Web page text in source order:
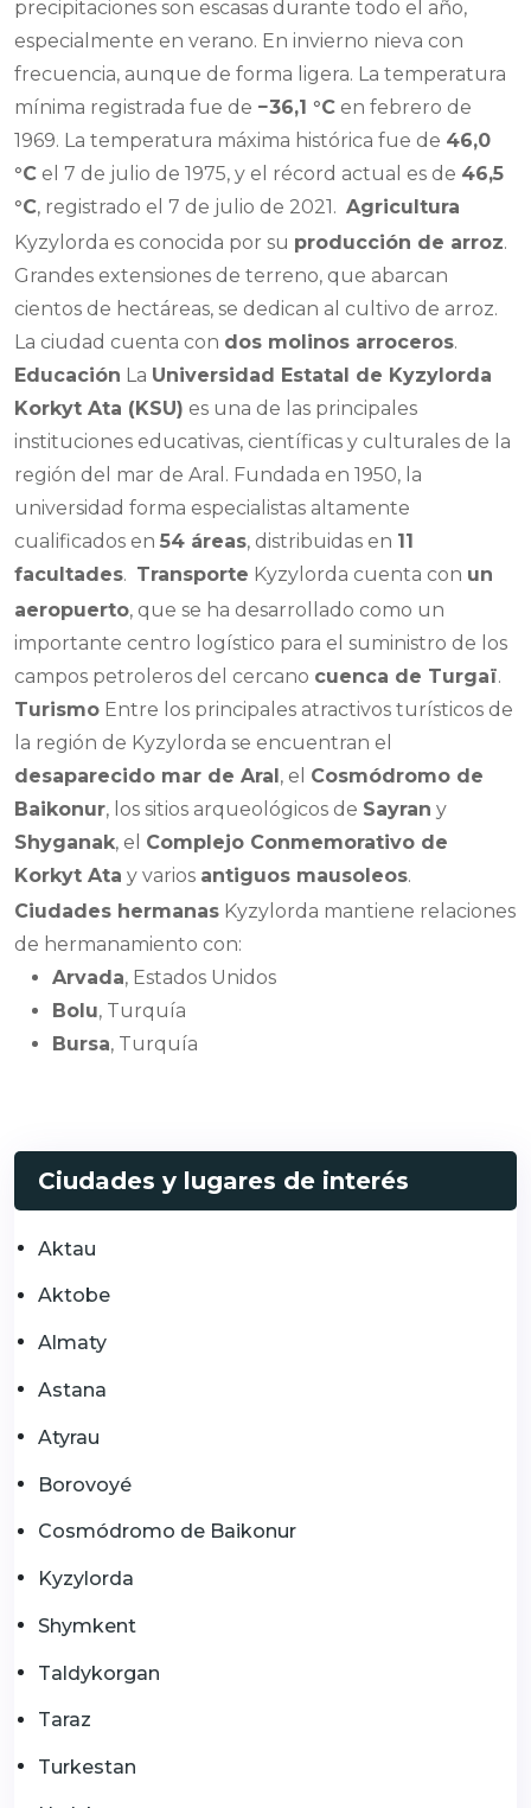
precipitaciones son escasas durante todo el año,
especialmente en verano. En invierno nieva con
frecuencia, aunque de forma ligera. La temperatura
mínima registrada fue de −36,1 °C en febrero de
1969. La temperatura máxima histórica fue de 46,0
°C el 7 de julio de 1975, y el récord actual es de 46,5
°C, registrado el 7 de julio de 2021. Agricultura
Kyzylorda es conocida por su producción de arroz.
Grandes extensiones de terreno, que abarcan
cientos de hectáreas, se dedican al cultivo de arroz.
La ciudad cuenta con dos molinos arroceros.
Educación La Universidad Estatal de Kyzylorda
Korkyt Ata (KSU) es una de las principales
instituciones educativas, científicas y culturales de la
región del mar de Aral. Fundada en 1950, la
universidad forma especialistas altamente
cualificados en 54 áreas, distribuidas en 11
facultades. Transporte Kyzylorda cuenta con un
aeropuerto, que se ha desarrollado como un
importante centro logístico para el suministro de los
campos petroleros del cercano cuenca de Turgaï.
Turismo Entre los principales atractivos turísticos de
la región de Kyzylorda se encuentran el
desaparecido mar de Aral, el Cosmódromo de
Baikonur, los sitios arqueológicos de Sayran y
Shyganak, el Complejo Conmemorativo de
Korkyt Ata y varios antiguos mausoleos.
Ciudades hermanas Kyzylorda mantiene relaciones
de hermanamiento con:
Arvada, Estados Unidos
Bolu, Turquía
Bursa, Turquía
Ciudades y lugares de interés
Aktau
Aktobe
Almaty
Astana
Atyrau
Borovoyé
Cosmódromo de Baikonur
Kyzylorda
Shymkent
Taldykorgan
Taraz
Turkestan